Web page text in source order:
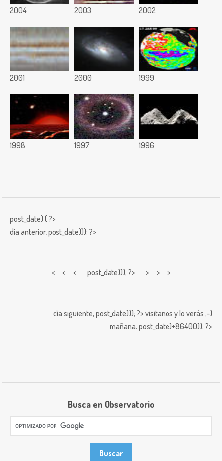
2004 2003 2002
2001 2000 1999
1998 1997 1996
post_date) { ?>
día anterior,post_date))); ?>
< < < post_date))); ?> > > >
día siguiente,post_date))); ?> visitanos y lo verás ;-)
mañana,post_date)+86400)); ?>
Busca en Observatorio